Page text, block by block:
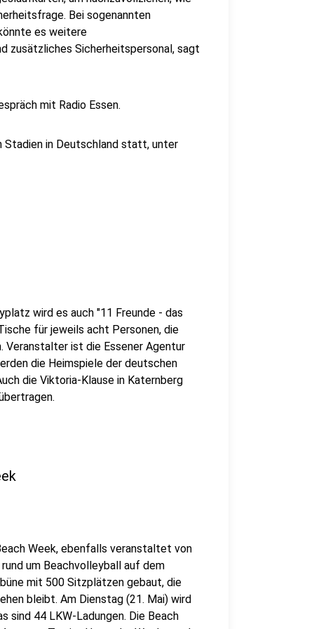
Bei sogenannten
es weitere
zusätzliches Sicherheitspersonal, sagt
mit Radio Essen.
Stadien in Deutschland statt, unter
wird es auch "11 Freunde - das
für jeweils acht Personen, die
Veranstalter ist die Essener Agentur
die Heimspiele der deutschen
die Viktoria-Klause in Katernberg
Week, ebenfalls veranstaltet von
um Beachvolleyball auf dem
mit 500 Sitzplätzen gebaut, die
bleibt. Am Dienstag (21. Mai) wird
sind 44 LKW-Ladungen. Die Beach